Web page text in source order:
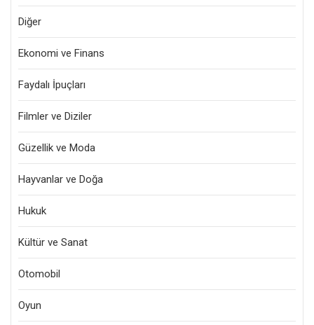
Diğer
Ekonomi ve Finans
Faydalı İpuçları
Filmler ve Diziler
Güzellik ve Moda
Hayvanlar ve Doğa
Hukuk
Kültür ve Sanat
Otomobil
Oyun